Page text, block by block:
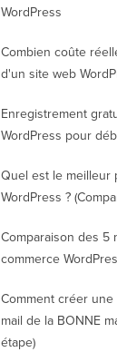
WordPress
Combien coûte
d'un site web
Enregistrement
WordPress pour
Quel est le meilleur
WordPress ?
Comparaison des 5
commerce
Comment créer
mail de la BONNE
étape)